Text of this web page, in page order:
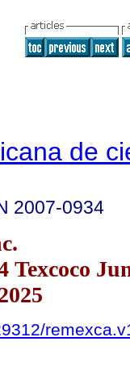
de
2007-0934
Texcoco